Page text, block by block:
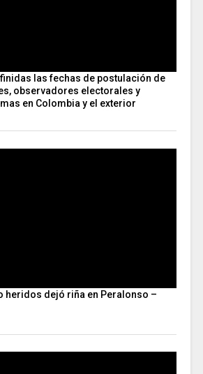
las fechas de postulación de
observadores electorales y
en Colombia y el exterior
heridos dejó riña en Peralonso –